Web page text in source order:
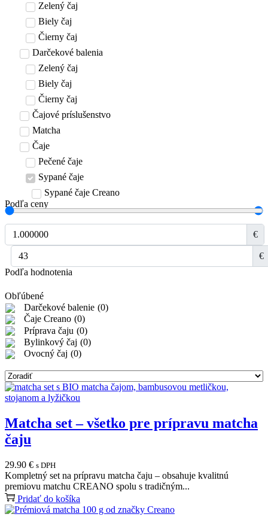
Zelený čaj
Biely čaj
Čierny čaj
Darčekové balenia
Zelený čaj
Biely čaj
Čierny čaj
Čajové príslušenstvo
Matcha
Čaje
Pečené čaje
Sypané čaje
Sypané čaje Creano
Podľa ceny
€
€
Podľa hodnotenia
Obľúbené
Darčekové balenie (0)
Čaje Creano (0)
Príprava čaju (0)
Bylinkový čaj (0)
Ovocný čaj (0)
Matcha set – všetko pre prípravu matcha
čaju
29.90 € s DPH
Kompletný set na prípravu matcha čaju – obsahuje kvalitnú
premiovu matchu CREANO spolu s tradičným...
Pridať do košíka